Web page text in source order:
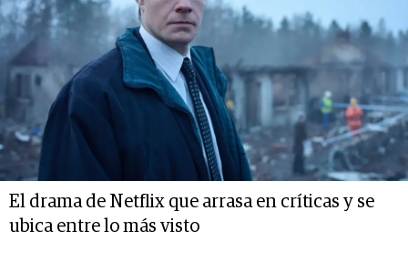
El drama de Netflix que arrasa en críticas y se
ubica entre lo más visto